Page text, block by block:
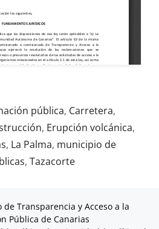
pública, Carretera,
, Erupción volcánica,
, La Palma, municipio de
, Tazacorte
Transparencia y Acceso a la
Pública de Canarias